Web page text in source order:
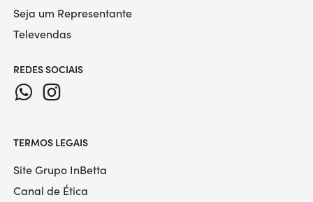
Seja um Representante
Televendas
REDES SOCIAIS
TERMOS LEGAIS
Site Grupo InBetta
Canal de Ética